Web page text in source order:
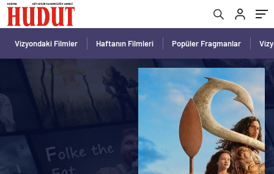
Vizyondaki Filmler Haftanın Filmleri Popüler Fragmanlar